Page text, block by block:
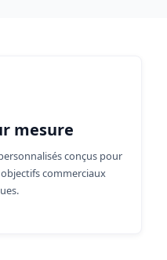
mesure
conçus pour
commerciaux